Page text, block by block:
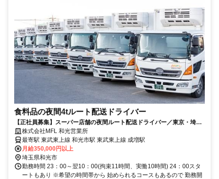
食料品の夜間4tルート配送ドライバー
【正社員募集】スーパー店舗の夜間ルート配送ドライバー／東京・埼
玉・千葉方面／AT限定OK／未経験OK
株式会社MFL 和光営業所
最寄駅 東武東上線 和光市駅 東武東上線 成増駅
月給350,000円以上
埼玉県和光市
勤務時間 23：00～翌10：00(拘束11時間、実働10時間) 24：00スタ
ートもあり ※希望の時間帯から 始められるコースもあるので 勤務開